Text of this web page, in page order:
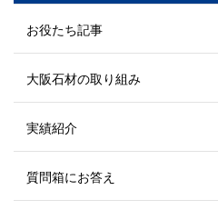
お役たち記事
大阪石材の取り組み
実績紹介
質問箱にお答え